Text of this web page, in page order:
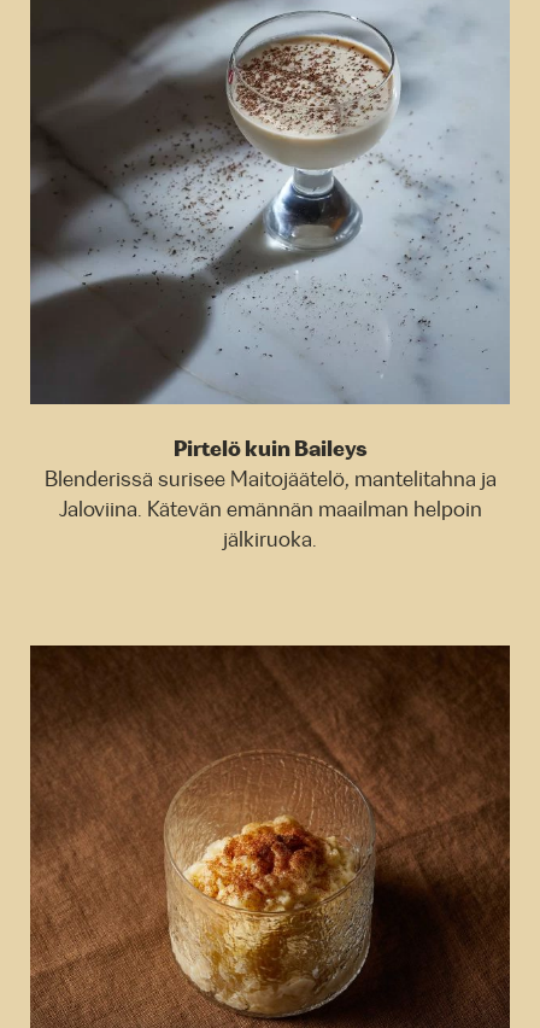
Pirtelö kuin Baileys
Blenderissä surisee Maitojäätelö, mantelitahna ja
Jaloviina. Kätevän emännän maailman helpoin
jälkiruoka.